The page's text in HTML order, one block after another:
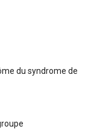
du syndrome de